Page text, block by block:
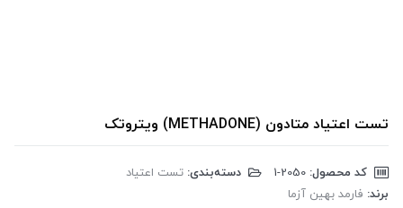
تست اعتیاد متادون (METHADONE) ویتروتک
کد محصول: دسته‌بندی: تست اعتیاد
برند: فارمد بهین آزما